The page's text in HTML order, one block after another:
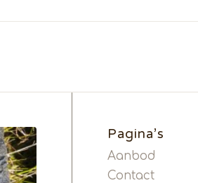
Pagina’s
Aanbod
Contact